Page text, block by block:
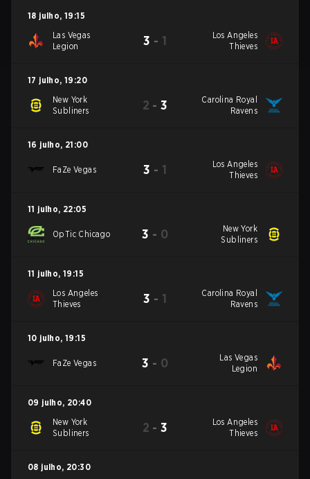
18 julho, 19:15
Las Vegas
Legion
3 - 1
Los Angeles
Thieves
17 julho, 19:20
New York
Subliners
2 -3
Carolina Royal
Ravens
16 julho, 21:00
FaZe Vegas 3 - 1
Los Angeles
Thieves
11 julho, 22:05
OpTic Chicago 3 - 0
New York
Subliners
11 julho, 19:15
Los Angeles
Thieves
3 - 1
Carolina Royal
Ravens
10 julho, 19:15
FaZe Vegas 3 - 0
Las Vegas
Legion
09 julho, 20:40
New York
Subliners
2 -3
Los Angeles
Thieves
08 julho, 20:30